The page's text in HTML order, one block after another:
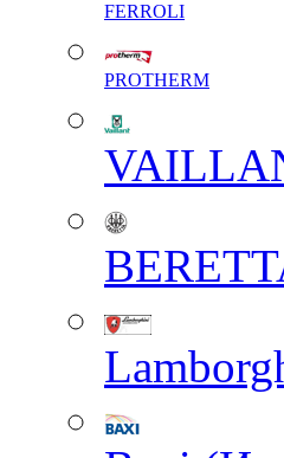
FERROLI
PROTHERM